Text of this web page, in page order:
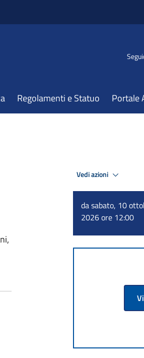
Regolamenti e Statuo Portale
Vedi azioni
da sabato, 10
2026 ore 12:00